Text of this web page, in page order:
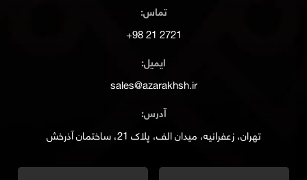
تماس:
2721 21 98+
ایمیل:
sales@azarakhsh.ir
آدرس:
تهران، زعفرانیه، میدان الف، پلاک 21، ساختمان آذرخش